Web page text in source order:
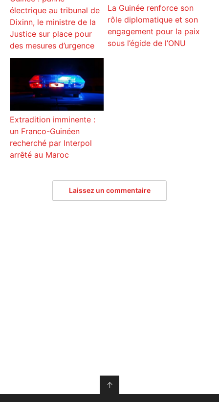
électrique au tribunal de
Dixinn, le ministre de la
Justice sur place pour
des mesures d’urgence
La Guinée renforce son
rôle diplomatique et son
engagement pour la paix
sous l’égide de l’ONU
Extradition imminente :
un Franco-Guinéen
recherché par Interpol
arrêté au Maroc
Laissez un commentaire
↑